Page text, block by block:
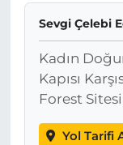
Sevgi Çelebi
Kadın
Kapısı
Forest Sitesi
Yol Tarifi